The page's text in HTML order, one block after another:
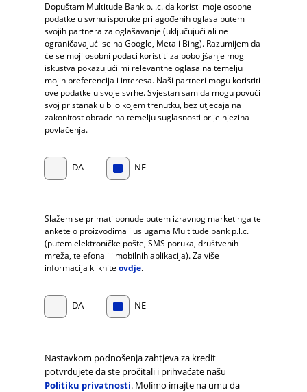
Dopuštam Multitude Bank p.l.c. da koristi moje osobne
podatke u svrhu isporuke prilagođenih oglasa putem
svojih partnera za oglašavanje (uključujući ali ne
ograničavajući se na Google, Meta i Bing). Razumijem da
će se moji osobni podaci koristiti za poboljšanje mog
iskustva pokazujući mi relevantne oglasa na temelju
mojih preferencija i interesa. Naši partneri mogu koristiti
ove podatke u svoje svrhe. Svjestan sam da mogu povući
svoj pristanak u bilo kojem trenutku, bez utjecaja na
zakonitost obrade na temelju suglasnosti prije njezina
povlačenja.
DA NE
Slažem se primati ponude putem izravnog marketinga te
ankete o proizvodima i uslugama Multitude bank p.l.c.
(putem elektroničke pošte, SMS poruka, društvenih
mreža, telefona ili mobilnih aplikacija). Za više
informacija kliknite ovdje.
DA NE
Nastavkom podnošenja zahtjeva za kredit
potvrđujete da ste pročitali i prihvaćate našu
Politiku privatnosti. Molimo imajte na umu da